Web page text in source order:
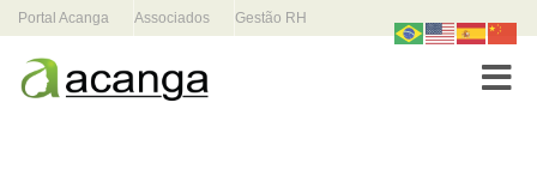
Portal Acanga Associados Gestão RH